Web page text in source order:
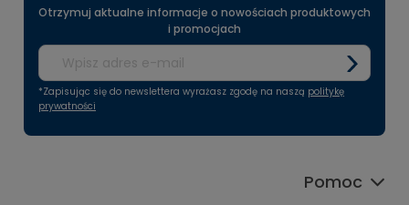
Otrzymuj aktualne informacje o nowościach produktowych
i promocjach
*Zapisując się do newslettera wyrażasz zgodę na naszą politykę
prywatności
Pomoc